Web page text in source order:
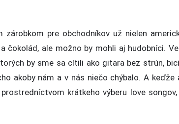
pre obchodníkov už nielen
čokolád, ale možno by mohli aj hudobníci.
by sme sa cítili ako gitara bez strún,
akoby nám a v nás niečo chýbalo. A keďže
krátkeho výberu love songov,